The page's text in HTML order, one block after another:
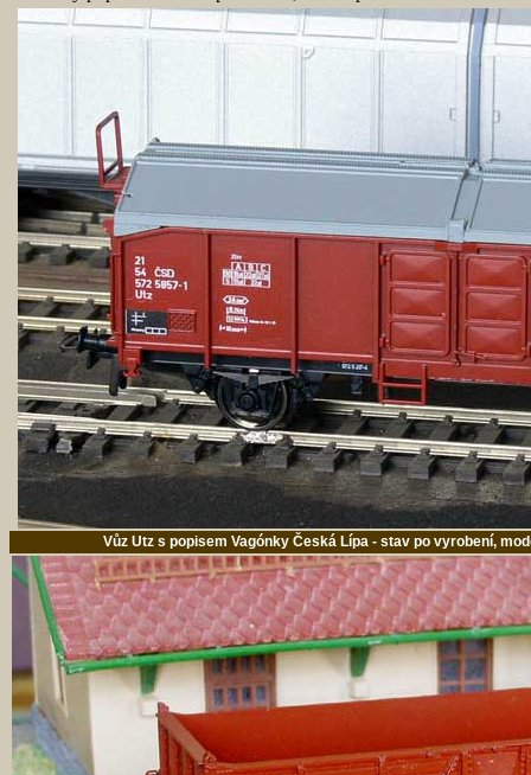
Vůz Utz s popisem Vagónky Česká Lípa - stav po vyrobení,